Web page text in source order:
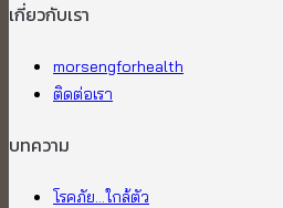
เกี่ยวกับเรา​
morsengforhealth
ติดต่อเรา
บทความ
โรคภัย...ใกล้ตัว